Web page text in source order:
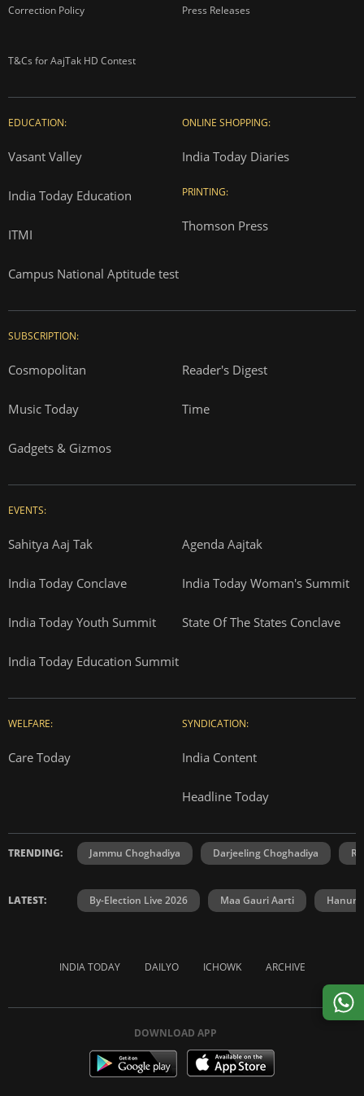
Correction Policy Press Releases
T&Cs for AajTak HD Contest
EDUCATION:
Vasant Valley
India Today Education
ITMI
Campus National Aptitude test
ONLINE SHOPPING:
India Today Diaries
PRINTING:
Thomson Press
SUBSCRIPTION:
Cosmopolitan Reader's Digest
Music Today Time
Gadgets & Gizmos
EVENTS:
Sahitya Aaj Tak Agenda Aajtak
India Today Conclave India Today Woman's Summit
India Today Youth Summit State Of The States Conclave
India Today Education Summit
WELFARE:
Care Today
SYNDICATION:
India Content
Headline Today
TRENDING: Jammu Choghadiya Darjeeling Choghadiya
LATEST: By-Election Live 2026 Maa Gauri Aarti
INDIA TODAY DAILYO ICHOWK ARCHIVE
DOWNLOAD APP